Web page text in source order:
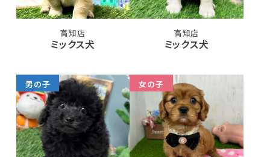
高知店
ミックス犬
高知店
ミックス犬
男の子 女の子